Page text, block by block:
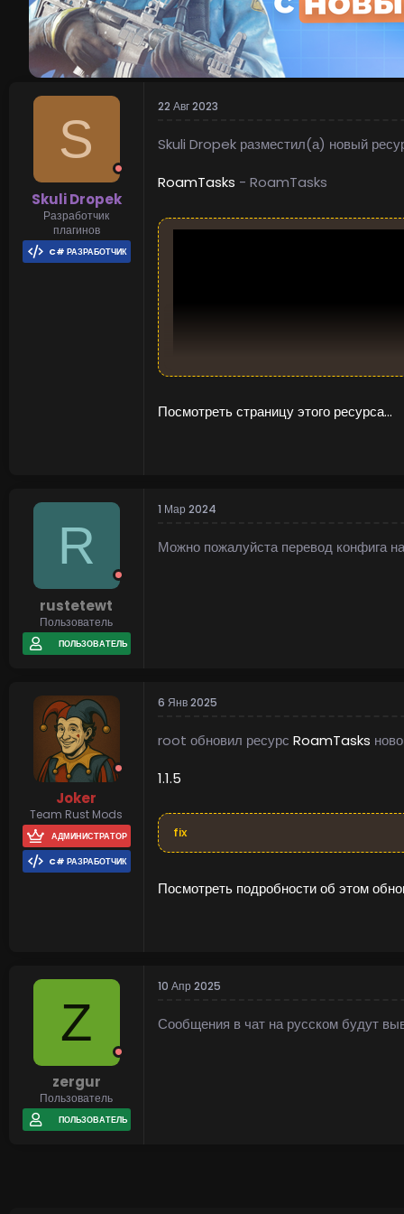
S
Skuli Dropek
Разработчик
плагинов
C# РАЗРАБОТЧИК
22 Авг 2023
Skuli Dropek разместил(а) новый
RoamTasks - RoamTasks
"RoamTasks transforms Rust
All players face the same task."
Tasks automatically start based
Start specific Tasks with
Useful console commands =
Посмотреть страницу этого ресурса...
R
rustetewt
Пользователь
ПОЛЬЗОВАТЕЛЬ
1 Мар 2024
Можно пожалуйста перевод конфига
Joker
Team Rust Mods
АДМИНИСТРАТОР
C# РАЗРАБОТЧИК
6 Янв 2025
root обновил ресурс RoamTasks
1.1.5
fix
Посмотреть подробности об этом
Z
zergur
Пользователь
ПОЛЬЗОВАТЕЛЬ
10 Апр 2025
Сообщения в чат на русском будут